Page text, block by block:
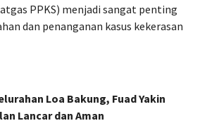
PPKS) menjadi sangat penting
dan penanganan kasus kekerasan
Loa Bakung, Fuad Yakin
Lancar dan Aman